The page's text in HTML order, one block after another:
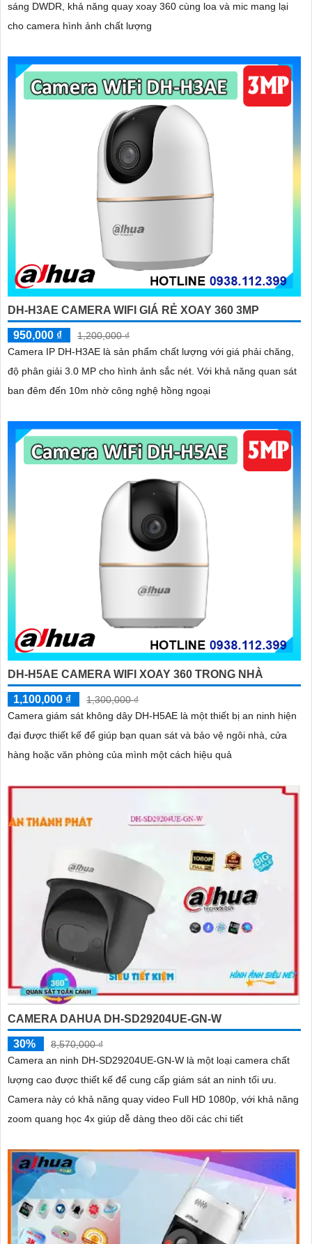
sáng DWDR, khả năng quay xoay 360 cùng loa và mic mang lại
cho camera hình ảnh chất lượng
DH-H3AE CAMERA WIFI GIÁ RẺ XOAY 360 3MP
950,000 ₫
1,200,000 ₫
Camera IP DH-H3AE là sản phẩm chất lượng với giá phải chăng,
độ phân giải 3.0 MP cho hình ảnh sắc nét. Với khả năng quan sát
ban đêm đến 10m nhờ công nghệ hồng ngoại
DH-H5AE CAMERA WIFI XOAY 360 TRONG NHÀ
1,100,000 ₫
1,300,000 ₫
Camera giám sát không dây DH-H5AE là một thiết bị an ninh hiện
đại được thiết kế để giúp bạn quan sát và bảo vệ ngôi nhà, cửa
hàng hoặc văn phòng của mình một cách hiệu quả
CAMERA DAHUA DH-SD29204UE-GN-W
30%
8,570,000 ₫
Camera an ninh DH-SD29204UE-GN-W là một loại camera chất
lượng cao được thiết kế để cung cấp giám sát an ninh tối ưu.
Camera này có khả năng quay video Full HD 1080p, với khả năng
zoom quang học 4x giúp dễ dàng theo dõi các chi tiết